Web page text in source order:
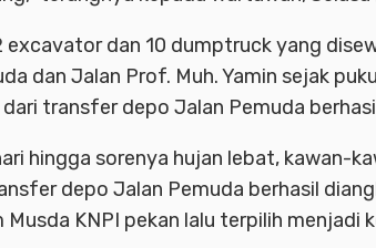
excavator dan 10 dumptruck yang
dan Jalan Prof. Muh. Yamin sejak
transfer depo Jalan Pemuda
hingga sorenya hujan lebat, kawan-
depo Jalan Pemuda berhasil
Musda KNPI pekan lalu terpilih menjadi